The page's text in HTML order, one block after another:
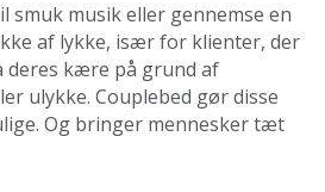
smuk musik eller gennemse en
af lykke, især for klienter, der
kære på grund af
ulykke. Couplebed gør disse
Og bringer mennesker tæt